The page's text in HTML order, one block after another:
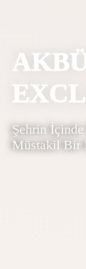
Şehrin İçinde
Müstakil Bir